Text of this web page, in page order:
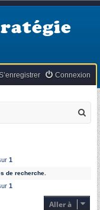
Connexion
c
1
de recherche.
1
Aller à